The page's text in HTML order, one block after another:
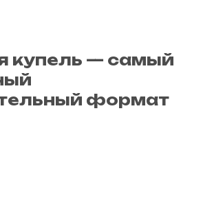
купель — самый
формат